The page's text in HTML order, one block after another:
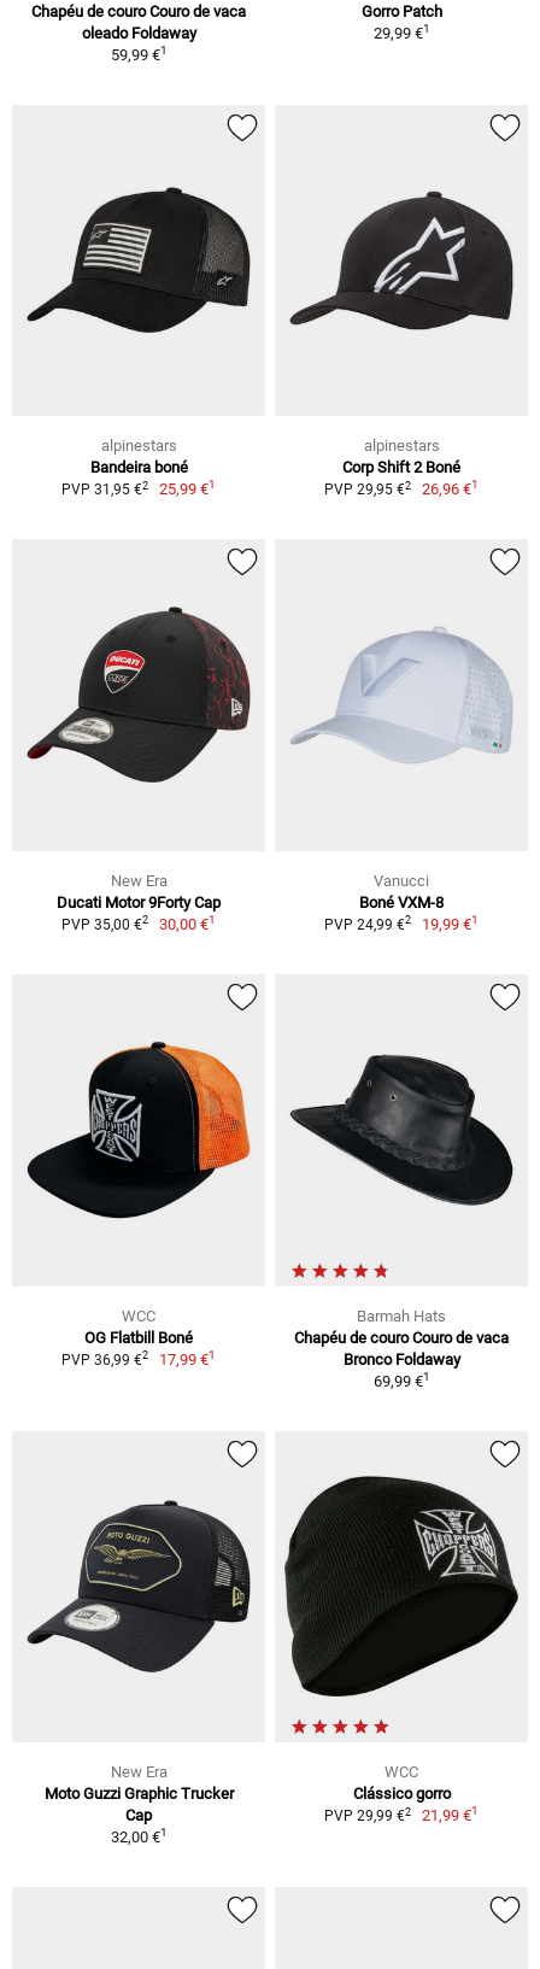
Chapéu de couro Couro de vaca
oleado Foldaway
59,99 €1
Gorro Patch
29,99 €1
alpinestars
Bandeira boné
PVP 31,95 €2 25,99 €1
alpinestars
Corp Shift 2 Boné
PVP 29,95 €2 26,96 €1
New Era
Ducati Motor 9Forty Cap
PVP 35,00 €2 30,00 €1
Vanucci
Boné VXM-8
PVP 24,99 €2 19,99 €1
WCC
OG Flatbill Boné
PVP 36,99 €2 17,99 €1
Barmah Hats
Chapéu de couro Couro de vaca
Bronco Foldaway
69,99 €1
New Era
Moto Guzzi Graphic Trucker
Cap
32,00 €1
WCC
Clássico gorro
PVP 29,99 €2 21,99 €1